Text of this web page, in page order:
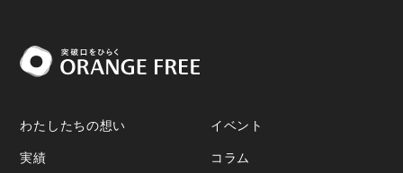
わたしたちの想い
実績
イベント
コラム